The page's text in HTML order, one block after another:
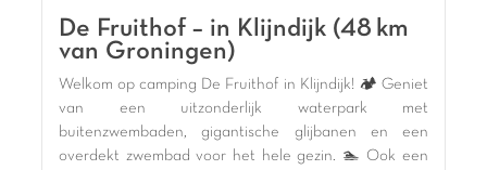
Pluspunten
In de Friese Wouden
Indoor speeltuin inbegrepen
Multisportterrein
De Fruithof – in Klijndijk (48 km
van Groningen)
Welkom op camping De Fruithof in Klijndijk! 🏕️ Geniet
van een uitzonderlijk waterpark met
buitenzwembaden, gigantische glijbanen en een
overdekt zwembad voor het hele gezin. 🏊 Ook een